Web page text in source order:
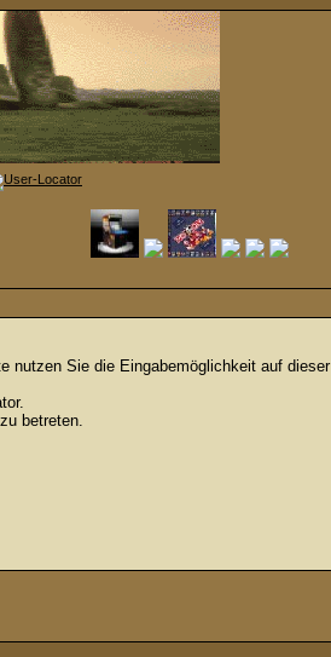
nutzen Sie die Eingabemöglichkeit auf dieser
betreten.